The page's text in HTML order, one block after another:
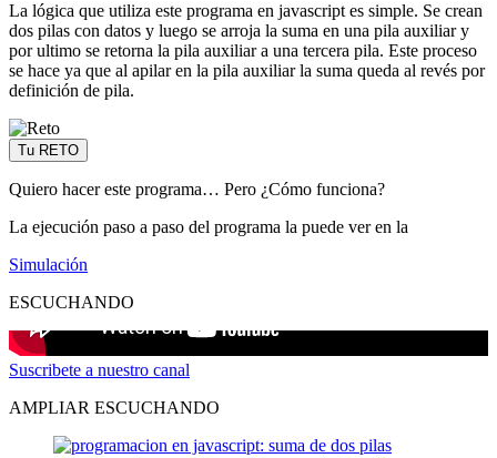
La lógica que utiliza este programa en javascript es simple. Se crean
dos pilas con datos y luego se arroja la suma en una pila auxiliar y
por ultimo se retorna la pila auxiliar a una tercera pila. Este proceso
se hace ya que al apilar en la pila auxiliar la suma queda al revés por
definición de pila.
Tu RETO
Quiero hacer este programa… Pero ¿Cómo funciona?
La ejecución paso a paso del programa la puede ver en la
Simulación
ESCUCHANDO
Suscribete a nuestro canal
AMPLIAR ESCUCHANDO